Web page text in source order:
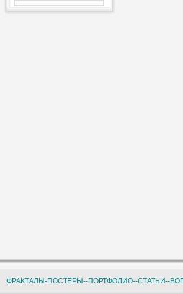
ФРАКТАЛЫ-ПОСТЕРЫ--ПОРТФОЛИО--СТАТЬИ--